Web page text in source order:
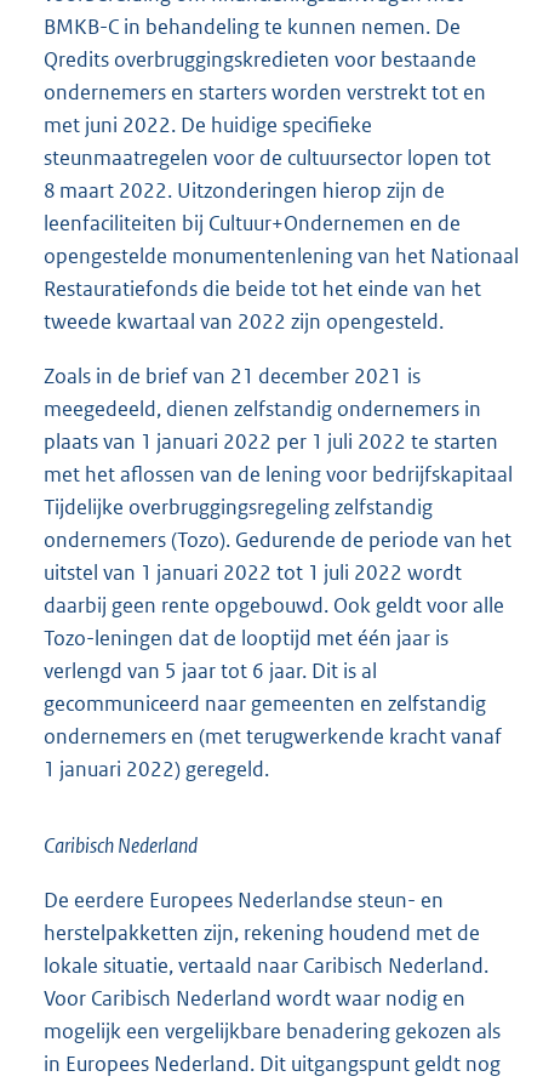
BMKB-C in behandeling te kunnen nemen. De
Qredits overbruggingskredieten voor bestaande
ondernemers en starters worden verstrekt tot en
met juni 2022. De huidige specifieke
steunmaatregelen voor de cultuursector lopen tot
8 maart 2022. Uitzonderingen hierop zijn de
leenfaciliteiten bij Cultuur+Ondernemen en de
opengestelde monumentenlening van het Nationaal
Restauratiefonds die beide tot het einde van het
tweede kwartaal van 2022 zijn opengesteld.
Zoals in de brief van 21 december 2021 is
meegedeeld, dienen zelfstandig ondernemers in
plaats van 1 januari 2022 per 1 juli 2022 te starten
met het aflossen van de lening voor bedrijfskapitaal
Tijdelijke overbruggingsregeling zelfstandig
ondernemers (Tozo). Gedurende de periode van het
uitstel van 1 januari 2022 tot 1 juli 2022 wordt
daarbij geen rente opgebouwd. Ook geldt voor alle
Tozo-leningen dat de looptijd met één jaar is
verlengd van 5 jaar tot 6 jaar. Dit is al
gecommuniceerd naar gemeenten en zelfstandig
ondernemers en (met terugwerkende kracht vanaf
1 januari 2022) geregeld.
Caribisch Nederland
De eerdere Europees Nederlandse steun- en
herstelpakketten zijn, rekening houdend met de
lokale situatie, vertaald naar Caribisch Nederland.
Voor Caribisch Nederland wordt waar nodig en
mogelijk een vergelijkbare benadering gekozen als
in Europees Nederland. Dit uitgangspunt geldt nog